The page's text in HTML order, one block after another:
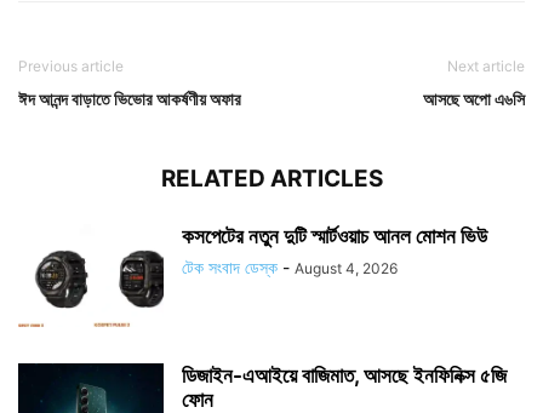
Previous article
ঈদ আনন্দ বাড়াতে ভিভোর আকর্ষণীয় অফার
Next article
আসছে অপো এ৬সি
RELATED ARTICLES
কসপেটের নতুন দুটি স্মার্টওয়াচ আনল মোশন ভিউ
টেক সংবাদ ডেস্ক - August 4, 2026
ডিজাইন-এআইয়ে বাজিমাত, আসছে ইনফিনিক্স ৫জি
ফোন